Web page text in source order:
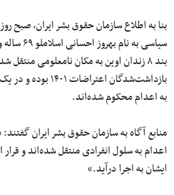
بند ۸ زندان اوین به مکان نامعلومی
بازداشت‌شدگان
به اعدام محکوم شده‌اند.
منابع آگاه به سازمان حقوق بشر ایران
اعدام به سلول انفرادی منتقل شده‌اند و
ایشان به اجرا درآید.»